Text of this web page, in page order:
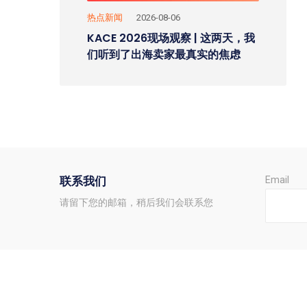
KACE 2026现场观察 | 这两天，我
们听到了出海卖家最真实的焦虑
热点新闻 2026-08-06
联系我们
请留下您的邮箱，稍后我们会联系您
Email